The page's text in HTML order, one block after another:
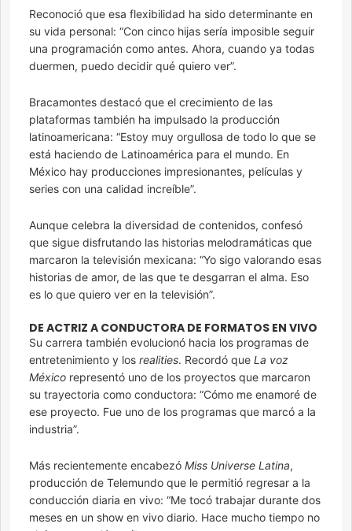
Reconoció que esa flexibilidad ha sido determinante en
su vida personal: “Con cinco hijas sería imposible seguir
una programación como antes. Ahora, cuando ya todas
duermen, puedo decidir qué quiero ver”.
Bracamontes destacó que el crecimiento de las
plataformas también ha impulsado la producción
latinoamericana: “Estoy muy orgullosa de todo lo que se
está haciendo de Latinoamérica para el mundo. En
México hay producciones impresionantes, películas y
series con una calidad increíble”.
Aunque celebra la diversidad de contenidos, confesó
que sigue disfrutando las historias melodramáticas que
marcaron la televisión mexicana: “Yo sigo valorando esas
historias de amor, de las que te desgarran el alma. Eso
es lo que quiero ver en la televisión”.
DE ACTRIZ A CONDUCTORA DE FORMATOS EN VIVO
Su carrera también evolucionó hacia los programas de
entretenimiento y los realities. Recordó que La voz
México representó uno de los proyectos que marcaron
su trayectoria como conductora: “Cómo me enamoré de
ese proyecto. Fue uno de los programas que marcó a la
industria”.
Más recientemente encabezó Miss Universe Latina,
producción de Telemundo que le permitió regresar a la
conducción diaria en vivo: “Me tocó trabajar durante dos
meses en un show en vivo diario. Hace mucho tiempo no